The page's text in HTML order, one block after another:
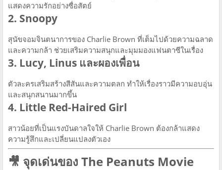
แสดงความรักอย่างซื่อสัตย์
2. Snoopy
สุนัขจอมจินตนาการของ Charlie Brown ที่เต็มไปด้วยความฉลาด
และความกล้า ช่วยเสริมความสนุกและมุมมองแฟนตาซีในเรื่อง
3. Lucy, Linus และผองเพื่อน
ตัวละครเสริมสร้างสีสันและความตลก ทำให้เรื่องราวมีความอบอุ่น
และสนุกสนานมากขึ้น
4. Little Red-Haired Girl
สาวน้อยที่เป็นแรงบันดาลใจให้ Charlie Brown ต้องกล้าแสดง
ความรู้สึกและเปลี่ยนแปลงตัวเอง
🎥 จุดเด่นของ The Peanuts Movie